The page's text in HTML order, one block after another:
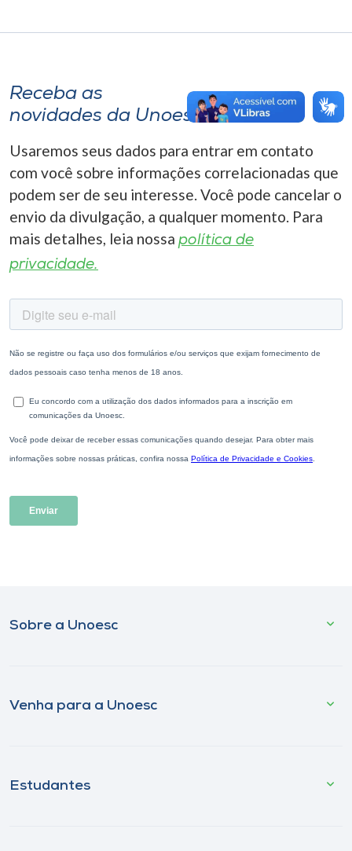
Receba as
novidades da Unoesc
Usaremos seus dados para entrar em contato
com você sobre informações correlacionadas que
podem ser de seu interesse. Você pode cancelar o
envio da divulgação, a qualquer momento. Para
mais detalhes, leia nossa política de
privacidade.
Sobre a Unoesc
Venha para a Unoesc
Estudantes